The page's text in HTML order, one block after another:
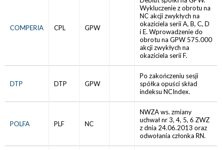
COMPERIA CPL GPW
Wykluczenie z obrotu na
NC akcji zwykłych na
okaziciela serii A, B, C, D
i E. Wprowadzenie do
obrotu na GPW 575.000
akcji zwykłych na
okaziciela serii F.
DTP DTP GPW
Po zakończeniu sesji
spółka opuści skład
indeksu NCIndex.
POLFA PLF NC
NWZA ws. zmiany
uchwał nr 3, 4, 5, 6 ZWZ
z dnia 24.06.2013 oraz
odwołania członka RN.